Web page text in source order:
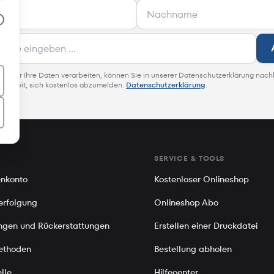
wir Ihre Daten verarbeiten, können Sie in unserer Datenschutzerklärung
sich kostenlos abzumelden. Datenschutzerklärung.
und Rückerstattungen
SERVICE & TOOLS
Kostenloser Onlineshop
Onlineshop Abo
Erstellen einer Druckdatei
Bestellung abholen